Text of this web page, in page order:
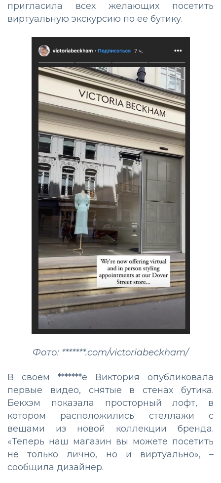
пригласила всех желающих посетить
виртуальную экскурсию по ее бутику.
Фото: *******.com/victoriabeckham/
В своем *******е Виктория опубликовала
первые видео, снятые в стенах бутика.
Бекхэм показала просторный лофт, в
котором расположились стеллажи с
вещами из новой коллекции бренда.
«Теперь наш магазин вы можете посетить
не только лично, но и виртуально», –
сообщила дизайнер.